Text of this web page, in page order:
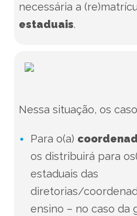
necessária a
estaduais.
Nessa situação, os
Para o(a)
os distribuirá para
estaduais das
diretorias/
ensino – no caso da